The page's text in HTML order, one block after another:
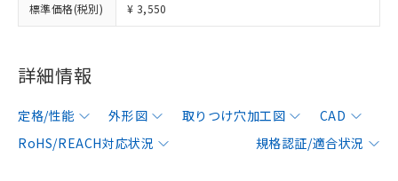
標準価格(税別) ¥ 3,550
詳細情報
定格/性能 外形図 取りつけ穴加工図
CAD
RoHS/REACH対応状況
規格認証/適合状況